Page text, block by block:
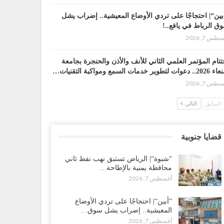
احتجاجًا على تردي الأوضاع المعيشية.. إضراب يشل
الرباط في يافع..!
7, 2026
المؤتمر العلمي الثاني للأنف والأذن والحنجرة بجامعة
خدمات السمع ومواكبة التقنيات…
7, 2026
عصيان مدني واسع ورفض للتجنيد السعودي
لإقالات واسعة وإعادة ترتيب المشهد العسكري..!
6, 2026
صنعاء تربك التحشيدات السعودية شرق اليمن.. خسائر
وانسحابات وفوضى تعصف بمعسكرات حضرموت
السابق التالي
قضايا جنوبية
“شبوة“| الرياض تستبق نهب نفط ثاني
محافظة يمنية بالإطاحة…
أغسطس 7, 2026
“أبين“| احتجاجًا على تردي الأوضاع
المعيشية.. إضراب يشل سوق…
أغسطس 7, 2026